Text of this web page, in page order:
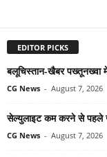
EDITOR PICKS
बलूचिस्तान-खैबर पख्तूनख्वा
CG News - August 7, 2026
सेल्युलाइट कम करने से पहले
CG News - August 7, 2026